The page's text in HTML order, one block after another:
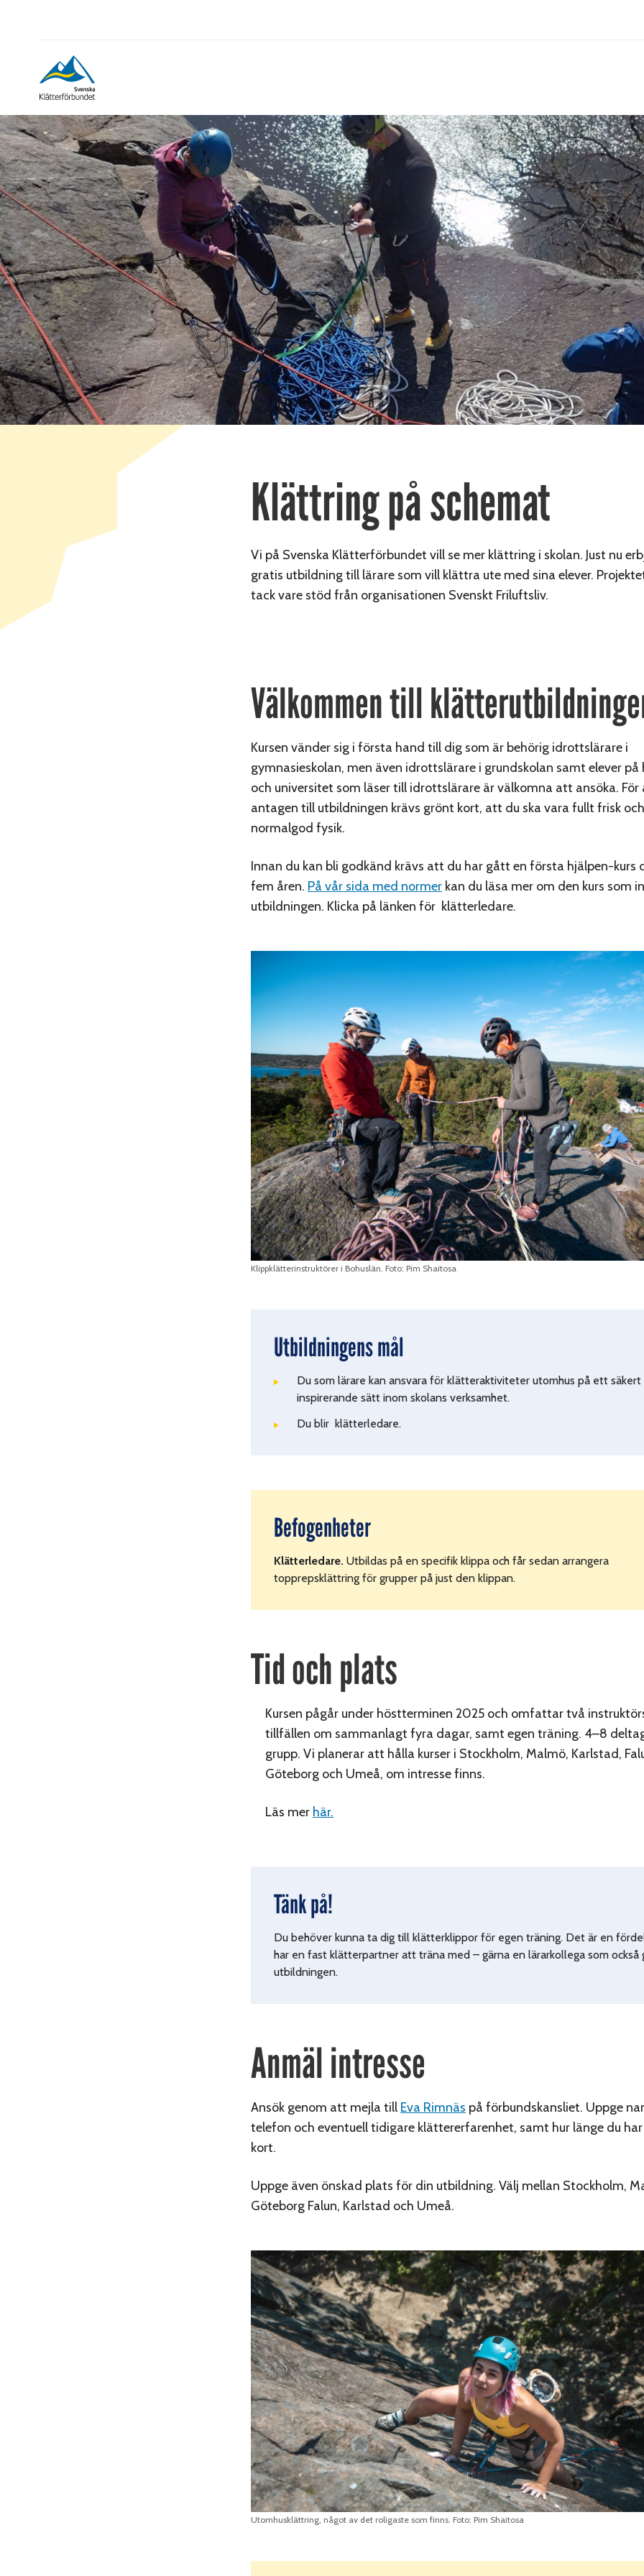
Klättring på schemat
Vi på Svenska Klätterförbundet vill se mer klättring i skolan. Just nu
gratis utbildning till lärare som vill klättra ute med sina elever.
tack vare stöd från organisationen Svenskt Friluftsliv.
Välkommen till
Kursen vänder sig i första hand till dig som är behörig idrottslärare i
gymnasieskolan, men även idrottslärare i grundskolan samt elever på
och universitet som läser till idrottslärare är välkomna att ansöka.
antagen till utbildningen krävs grönt kort, att du ska vara fullt frisk
normalgod fysik.
Innan du kan bli godkänd krävs att du har gått en första hjälpen-kurs
fem åren. På vår sida med normer kan du läsa mer om den kurs som
utbildningen. Klicka på länken för klätterledare.
Klippklätterinstruktörer i Bohuslän. Foto: Pim Shaitosa
Utbildningens mål
Du som lärare kan ansvara för klätteraktiviteter utomhus på ett säkert
inspirerande sätt inom skolans verksamhet.
Du blir klätterledare.
Befogenheter
Klätterledare.Utbildas på en specifik klippa och får sedan arrangera
topprepsklättring för grupper på just den klippan.
Tid och plats
Kursen pågår under höstterminen 2025 och omfattar två
tillfällen om sammanlagt fyra dagar, samt egen träning. 4–8
grupp. Vi planerar att hålla kurser i Stockholm, Malmö, Karlstad,
Göteborg och Umeå, om intresse finns.
Läs mer här.
Tänk på!
Du behöver kunna ta dig till klätterklippor för egen träning. Det är en
har en fast klätterpartner att träna med – gärna en lärarkollega som också
utbildningen.
Anmäl intresse
Ansök genom att mejla till Eva Rimnäs på förbundskansliet. Uppge
telefon och eventuell tidigare klättererfarenhet, samt hur länge du
kort.
Uppge även önskad plats för din utbildning. Välj mellan Stockholm,
Göteborg Falun, Karlstad och Umeå.
Utomhusklättring, något av det roligaste som finns. Foto: Pim Shaitosa